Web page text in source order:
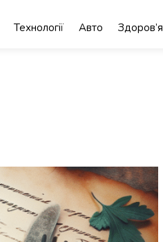
Технології Авто Здоров’я